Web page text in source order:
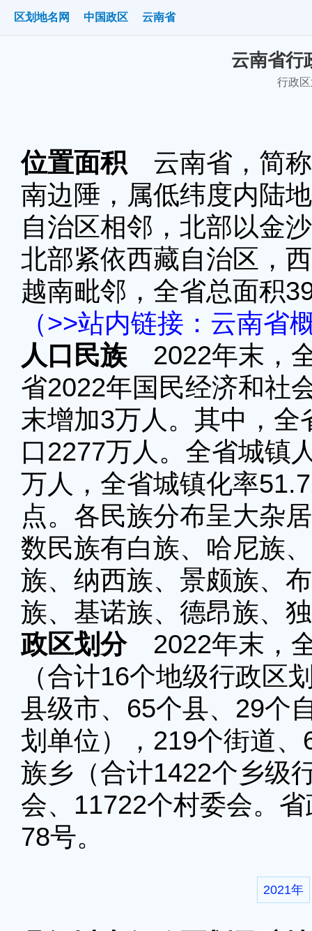
区划地名网 中国政区 云南省
云南省行
行政
位置面积 云南省，简
南边陲，属低纬度内陆
自治区相邻，北部以金
北部紧依西藏自治区，
越南毗邻，全省总面积
（>>站内链接：云南省
人口民族 2022年末，
省2022年国民经济和社
末增加3万人。其中，
口2277万人。全省城镇
万人，全省城镇化率
点。各民族分布呈大杂
数民族有白族、哈尼族
族、纳西族、景颇族、
族、基诺族、德昂族、
政区划分2022年末，全
（合计16个地级行政区
县级市、65个县、29个
划单位），219个街道
族乡（合计1422个乡级
会、11722个村委会。
78号。
2021年